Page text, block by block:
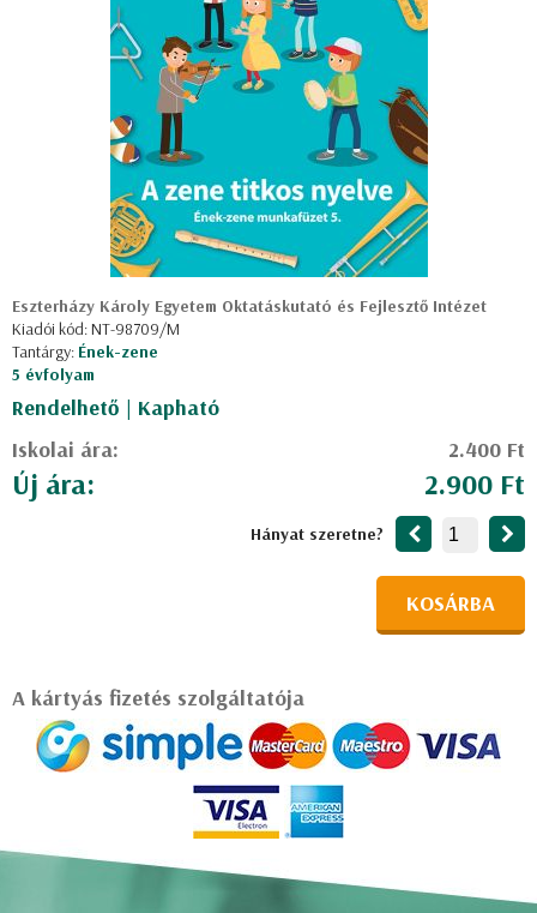
Eszterházy Károly Egyetem Oktatáskutató és Fejlesztő Intézet
Kiadói kód: NT-98709/M
Tantárgy: Ének-zene
5 évfolyam
Rendelhető | Kapható
Iskolai ára:
2.400 Ft
Új ára: 2.900 Ft
Hányat szeretne?
KOSÁRBA
A kártyás fizetés szolgáltatója